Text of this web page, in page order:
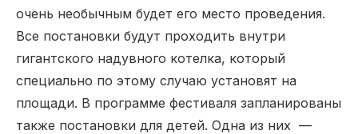
очень необычным будет его место проведения.
Все постановки будут проходить внутри
гигантского надувного котелка, который
специально по этому случаю установят на
площади. В программе фестиваля запланированы
также постановки для детей. Одна из них —